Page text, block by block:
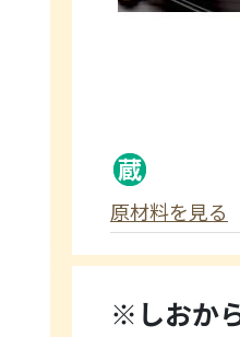
原材料を見る
※しおか